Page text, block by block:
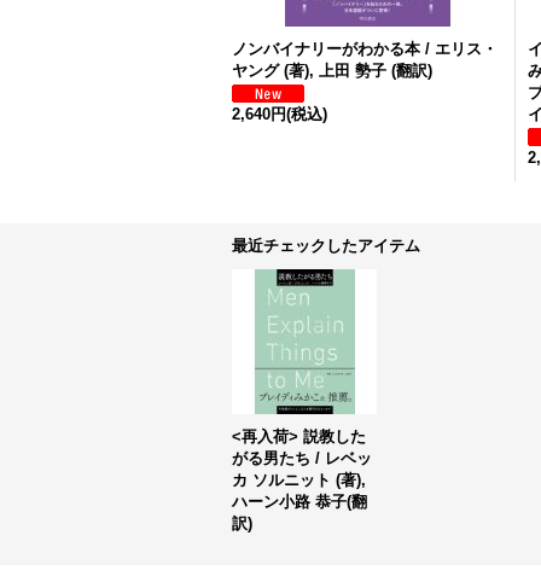
ノンバイナリーがわかる本 / エリス・
ヤング (著), 上田 勢子 (翻訳)
2,640円(税込)
最近チェックしたアイテム
<再入荷> 説教した
がる男たち / レベッ
カ ソルニット (著),
ハーン小路 恭子(翻
訳)